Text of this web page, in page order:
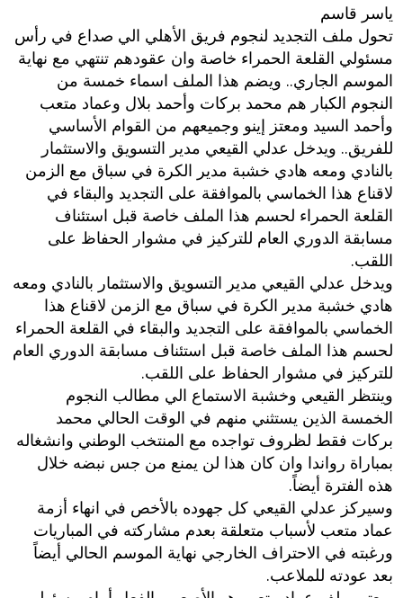
ياسر قاسم
تحول ملف التجديد لنجوم فريق الأهلي الي صداع في رأس
مسئولي القلعة الحمراء خاصة وان عقودهم تنتهي مع نهاية
الموسم الجاري.. ويضم هذا الملف اسماء خمسة من
النجوم الكبار هم محمد بركات وأحمد بلال وعماد متعب
وأحمد السيد ومعتز إينو وجميعهم من القوام الأساسي
للفريق.. ويدخل عدلي القيعي مدير التسويق والاستثمار
بالنادي ومعه هادي خشبة مدير الكرة في سباق مع الزمن
لاقناع هذا الخماسي بالموافقة على التجديد والبقاء في
القلعة الحمراء لحسم هذا الملف خاصة قبل استئناف
مسابقة الدوري العام للتركيز في مشوار الحفاظ على
اللقب.
ويدخل عدلي القيعي مدير التسويق والاستثمار بالنادي ومعه
هادي خشبة مدير الكرة في سباق مع الزمن لاقناع هذا
الخماسي بالموافقة على التجديد والبقاء في القلعة الحمراء
لحسم هذا الملف خاصة قبل استئناف مسابقة الدوري العام
للتركيز في مشوار الحفاظ على اللقب.
وينتظر القيعي وخشبة الاستماع الي مطالب النجوم
الخمسة الذين يستثني منهم في الوقت الحالي محمد
بركات فقط لظروف تواجده مع المنتخب الوطني وانشغاله
بمباراة رواندا وان كان هذا لن يمنع من جس نبضه خلال
هذه الفترة أيضاً.
وسيركز عدلي القيعي كل جهوده بالأخص في انهاء أزمة
عماد متعب لأسباب متعلقة بعدم مشاركته في المباريات
ورغبته في الاحتراف الخارجي نهاية الموسم الحالي أيضاً
بعد عودته للملاعب.